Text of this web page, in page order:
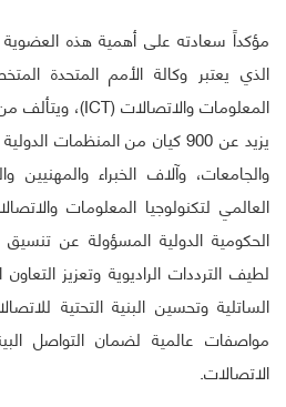
مؤكداً سعادته على أهمية هذه العضوية
الذي يعتبر وكالة الأمم المتحدة
يزيد عن 900 كيان من المنظمات
والجامعات، وآلاف الخبراء والمهنيين
العالمي لتكنولوجيا المعلومات
الحكومية الدولية المسؤولة عن
لطيف الترددات الراديوية وتعزيز
الساتلية وتحسين البنية التحتية
مواصفات عالمية لضمان التواصل
الاتصالات.